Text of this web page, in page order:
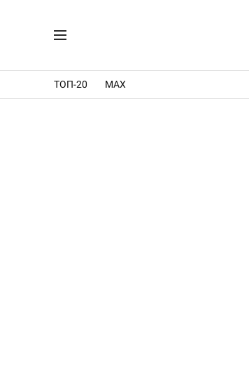
ТОП-20 MAX